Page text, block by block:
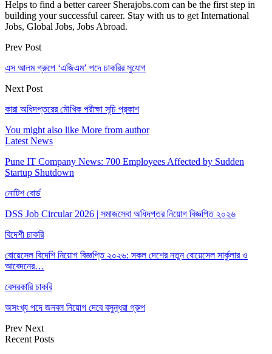
Helps to find a better career Sherajobs.com can be the first step in
building your successful career. Stay with us to get International
Jobs, Global Jobs, Jobs Abroad.
Prev Post
এস আলম গ্রুপে ‘এজিএম’ পদে চাকরির সুযোগ
Next Post
কারা অধিদপ্তরের মৌখিক পরীক্ষা সূচি প্রকাশ
You might also like More from author
Latest News
Pune IT Company News: 700 Employees Affected by Sudden
Startup Shutdown
নোটিশ বোর্ড
DSS Job Circular 2026 | সমাজসেবা অধিদপ্তর নিয়োগ বিজ্ঞপ্তি ২০২৬
বিদেশী চাকরি
বোয়েসেল বিদেশি নিয়োগ বিজ্ঞপ্তি ২০২৬: সকল দেশের নতুন বোয়েসেল সার্কুলার ও
আবেদনের…
বেসরকারি চাকরি
অসংখ্য পদে জনবল নিয়োগ দেবে বসুন্ধরা গ্রুপ
Prev Next
Recent Posts